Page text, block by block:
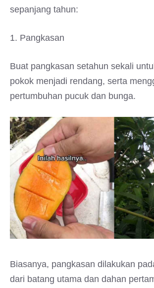
sepanjang tahun:
1. Pangkasan
Buat pangkasan setahun sekali
pokok menjadi rendang, serta
pertumbuhan pucuk dan bunga.
Biasanya, pangkasan dilakukan
dari batang utama dan dahan